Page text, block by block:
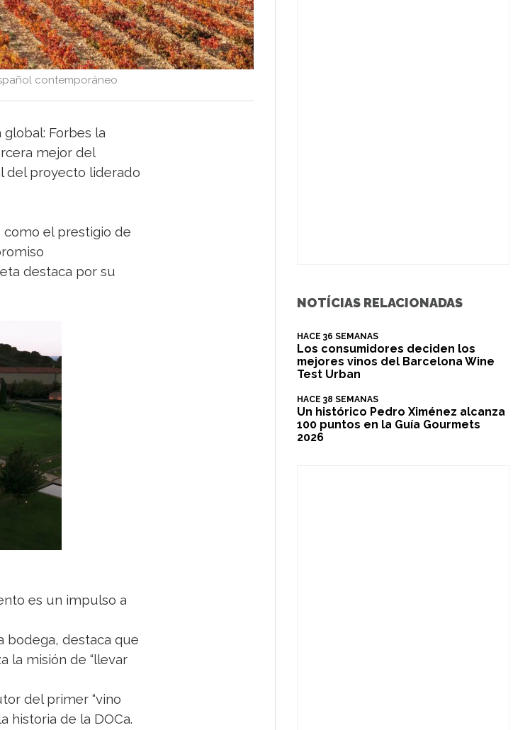
contemporáneo
Forbes la
mejor del
del proyecto liderado
como el prestigio de
destaca por su
es un impulso a
bodega, destaca que
la misión de “llevar
del primer “vino
historia de la DOCa.
NOTÍCIAS RELACIONADAS
HACE 36 SEMANAS
Los consumidores deciden los
mejores vinos del Barcelona Wine
Test Urban
HACE 38 SEMANAS
​Un histórico Pedro Ximénez alcanza
100 puntos en la Guía Gourmets
2026